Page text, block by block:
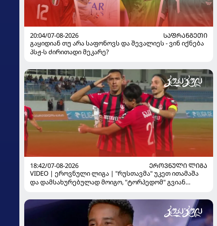
20:04/07-08-2026
ᲡᲐᲤᲠᲐᲜᲒᲔᲗᲘ
გაყიდიან თუ არა საფონოვს და შევალიეს - ვინ იქნება
პსჟ-ს ძირითადი მეკარე?
18:42/07-08-2026
ᲔᲠᲝᲕᲜᲣᲚᲘ ᲚᲘᲒᲐ
VIDEO | ეროვნული ლიგა | "რუსთავმა" უკეთ ითამაშა
და დამსახურებულად მოიგო, "ტორპედომ" გვიან